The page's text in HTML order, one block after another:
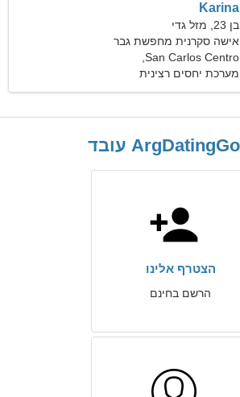
Karina
בן 23, מזל גדי
אישה סקרנית מחפשת גבר
ארגנטינה
מערכת יחסים רצינית
הצטרף אלינו
הרשם בחינם